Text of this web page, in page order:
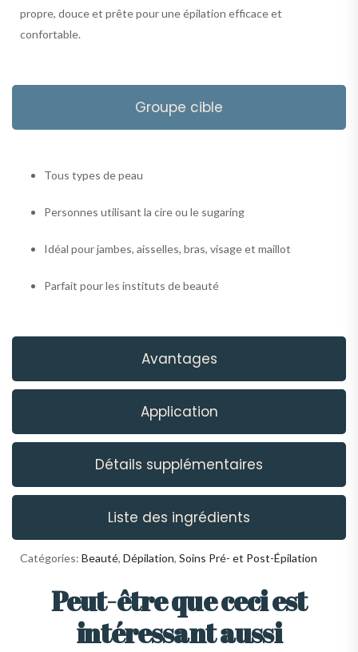
propre, douce et prête pour une épilation efficace et
confortable.
Groupe cible
Avantages
Application
Détails supplémentaires
Liste des ingrédients
Tous types de peau
Personnes utilisant la cire ou le sugaring
Idéal pour jambes, aisselles, bras, visage et maillot
Parfait pour les instituts de beauté
Catégories: Beauté, Dépilation, Soins Pré- et Post-Épilation
Peut-être que ceci est
intéressant aussi